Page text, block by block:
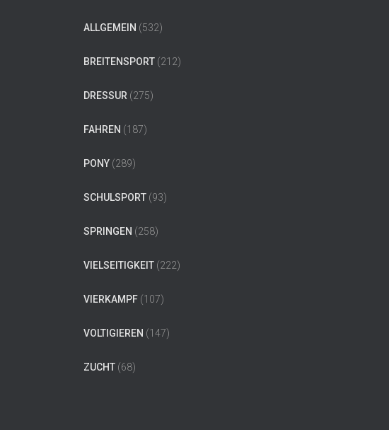
ALLGEMEIN (532)
BREITENSPORT (212)
DRESSUR (275)
FAHREN (187)
PONY (289)
SCHULSPORT (93)
SPRINGEN (258)
VIELSEITIGKEIT (222)
VIERKAMPF (107)
VOLTIGIEREN (147)
ZUCHT (68)